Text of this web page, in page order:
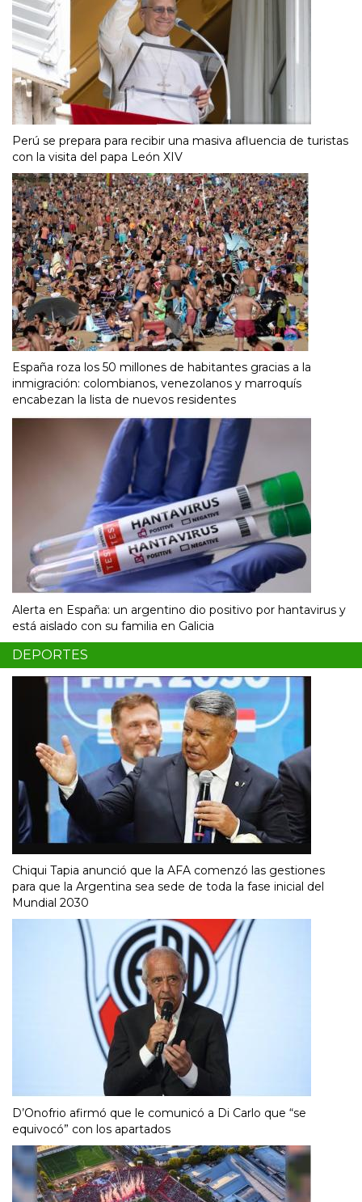
Perú se prepara para recibir una masiva afluencia de turistas
con la visita del papa León XIV
España roza los 50 millones de habitantes gracias a la
inmigración: colombianos, venezolanos y marroquís
encabezan la lista de nuevos residentes
Alerta en España: un argentino dio positivo por hantavirus y
está aislado con su familia en Galicia
DEPORTES
Chiqui Tapia anunció que la AFA comenzó las gestiones
para que la Argentina sea sede de toda la fase inicial del
Mundial 2030
D’Onofrio afirmó que le comunicó a Di Carlo que “se
equivocó” con los apartados